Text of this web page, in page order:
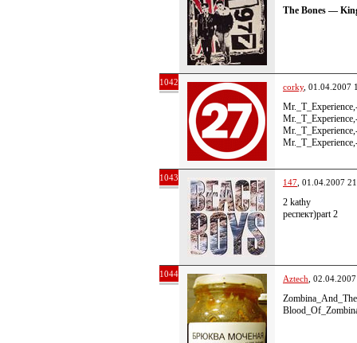
The Bones —
1042 corky, 01.04.2007
1043 147 , 01.04.2007
2 kathy
респект)part 2
1044 Aztech ,